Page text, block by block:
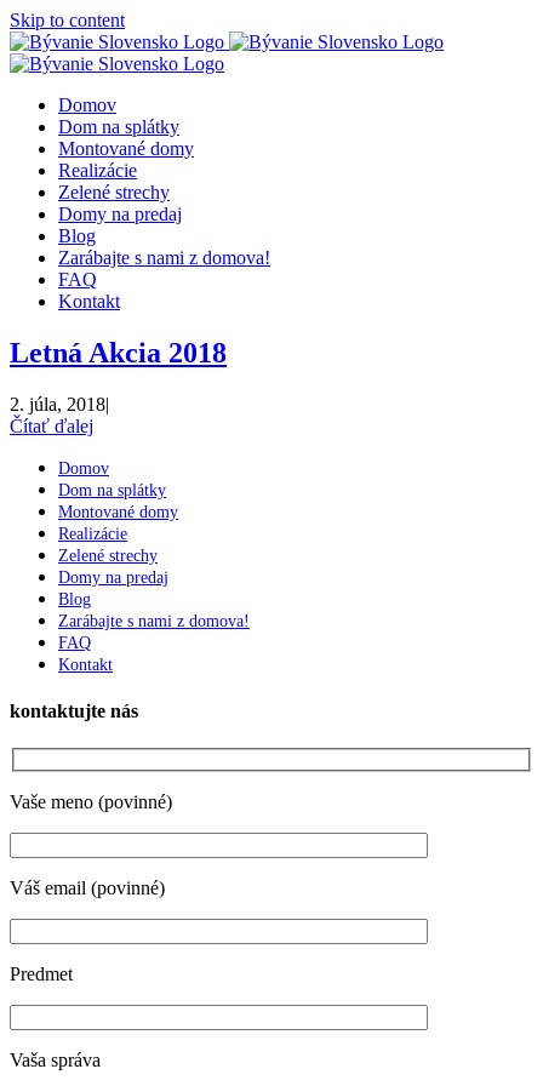
Skip to content
Domov
Dom na splátky
Montované domy
Realizácie
Zelené strechy
Domy na predaj
Blog
Zarábajte s nami z domova!
FAQ
Kontakt
Letná Akcia 2018
2. júla, 2018|
Čítať ďalej
Domov
Dom na splátky
Montované domy
Realizácie
Zelené strechy
Domy na predaj
Blog
Zarábajte s nami z domova!
FAQ
Kontakt
kontaktujte nás
Vaše meno (povinné)
Váš email (povinné)
Predmet
Vaša správa